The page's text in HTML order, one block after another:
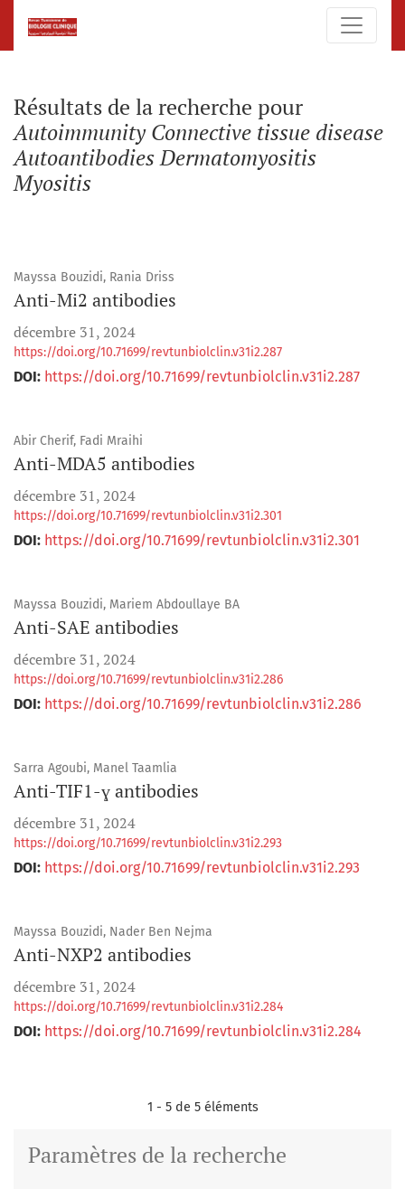
Résultats de la recherche pour
Autoimmunity Connective tissue disease
Autoantibodies Dermatomyositis
Myositis
Mayssa Bouzidi, Rania Driss
Anti-Mi2 antibodies
décembre 31, 2024
https://doi.org/10.71699/revtunbiolclin.v31i2.287
DOI: https://doi.org/10.71699/revtunbiolclin.v31i2.287
Abir Cherif, Fadi Mraihi
Anti-MDA5 antibodies
décembre 31, 2024
https://doi.org/10.71699/revtunbiolclin.v31i2.301
DOI: https://doi.org/10.71699/revtunbiolclin.v31i2.301
Mayssa Bouzidi, Mariem Abdoullaye BA
Anti-SAE antibodies
décembre 31, 2024
https://doi.org/10.71699/revtunbiolclin.v31i2.286
DOI: https://doi.org/10.71699/revtunbiolclin.v31i2.286
Sarra Agoubi, Manel Taamlia
Anti-TIF1-ɣ antibodies
décembre 31, 2024
https://doi.org/10.71699/revtunbiolclin.v31i2.293
DOI: https://doi.org/10.71699/revtunbiolclin.v31i2.293
Mayssa Bouzidi, Nader Ben Nejma
Anti-NXP2 antibodies
décembre 31, 2024
https://doi.org/10.71699/revtunbiolclin.v31i2.284
DOI: https://doi.org/10.71699/revtunbiolclin.v31i2.284
1 - 5 de 5 éléments
Paramètres de la recherche